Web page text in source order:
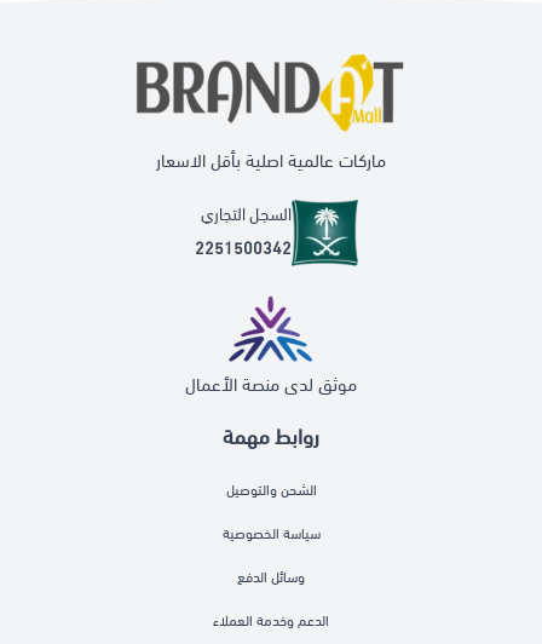
روابط مهمة
الشحن والتوصيل
سياسة الخصوصية
وسائل الدفع
الدعم وخدمة العملاء
ماركات عالمية اصلية بأقل الاسعار
السجل التجاري
2251500342
موثق لدى منصة الأعمال